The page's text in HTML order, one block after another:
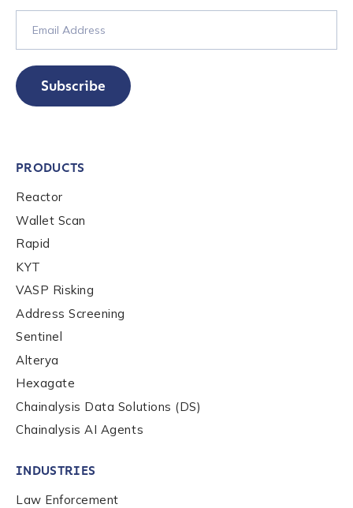
Company / Organization Name
Work Email Address
*
Country
Role Function
Role Level
*
Organization Type
How did you hear about us?
Subscribe
PRODUCTS
Reactor
Wallet Scan
Rapid
KYT
VASP Risking
Address Screening
Sentinel
Alterya
Hexagate
Chainalysis Data Solutions (DS)
Chainalysis AI Agents
INDUSTRIES
Law Enforcement